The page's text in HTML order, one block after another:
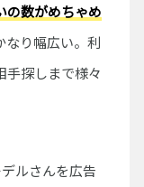
の数がめちゃめ
なり幅広い。利
手探しまで様々
ルさんを広告